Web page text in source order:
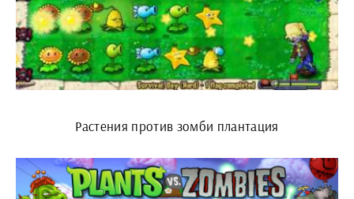
Растения против зомби плантация